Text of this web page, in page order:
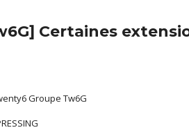
Certaines
Groupe Tw6G